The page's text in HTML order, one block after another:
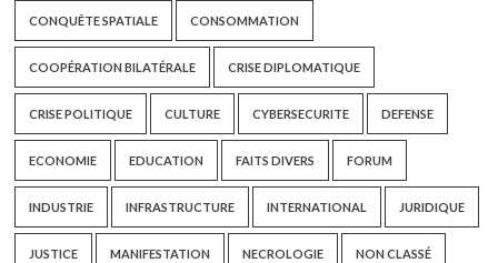
CONQUÊTE SPATIALE CONSOMMATION
COOPÉRATION BILATÉRALE CRISE DIPLOMATIQUE
CRISE POLITIQUE CULTURE CYBERSECURITE DEFENSE
ECONOMIE EDUCATION FAITS DIVERS FORUM
INDUSTRIE INFRASTRUCTURE INTERNATIONAL JURIDIQUE
JUSTICE MANIFESTATION NECROLOGIE NON CLASSÉ